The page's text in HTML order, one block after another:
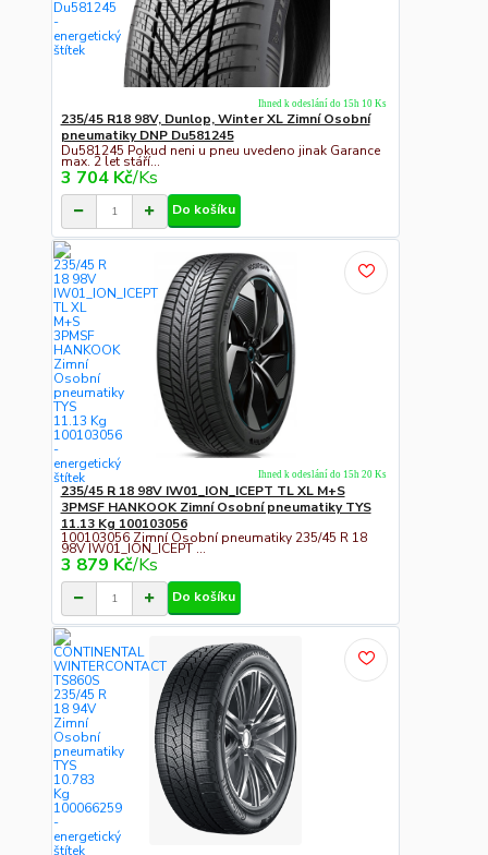
235/45 R18 98V, Dunlop, Winter XL Zimní Osobní
pneumatiky DNP Du581245
Du581245 Pokud neni u pneu uvedeno jinak Garance
max. 2 let stáří...
3 704 Kč/Ks
Ihned k odeslání do 15h 10 Ks
Do košíku
235/45 R 18 98V IW01_ION_ICEPT TL XL M+S
3PMSF HANKOOK Zimní Osobní pneumatiky TYS
11.13 Kg 100103056
100103056 Zimní Osobní pneumatiky 235/45 R 18
98V IW01_ION_ICEPT ...
3 879 Kč/Ks
Ihned k odeslání do 15h 20 Ks
Do košíku